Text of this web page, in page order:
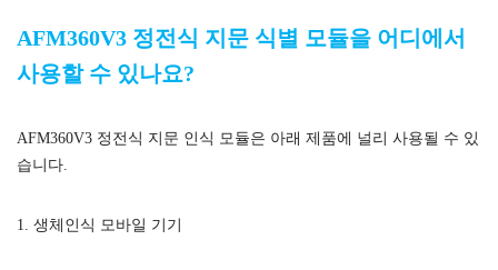
AFM360V3 정전식 지문 식별 모듈을 어디에서
사용할 수 있나요?
AFM360V3 정전식 지문 인식 모듈은 아래 제품에 널리 사용될 수 있
습니다.
1. 생체인식 모바일 기기